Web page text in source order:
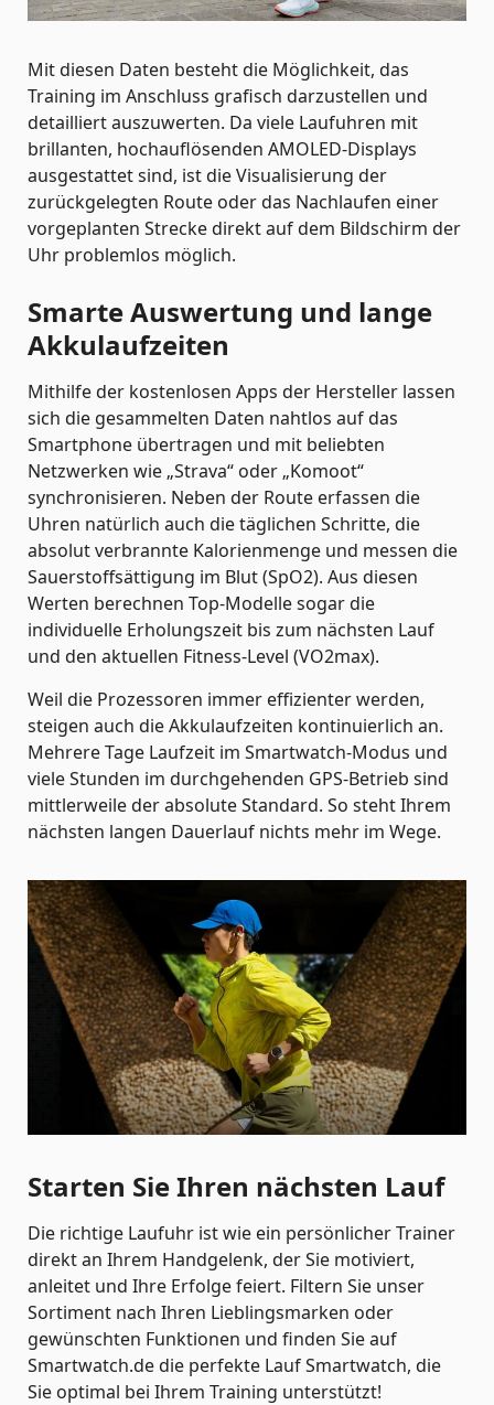
Mit diesen Daten besteht die Möglichkeit, das
Training im Anschluss grafisch darzustellen und
detailliert auszuwerten. Da viele Laufuhren mit
brillanten, hochauflösenden AMOLED-Displays
ausgestattet sind, ist die Visualisierung der
zurückgelegten Route oder das Nachlaufen einer
vorgeplanten Strecke direkt auf dem Bildschirm der
Uhr problemlos möglich.
Smarte Auswertung und lange
Akkulaufzeiten
Mithilfe der kostenlosen Apps der Hersteller lassen
sich die gesammelten Daten nahtlos auf das
Smartphone übertragen und mit beliebten
Netzwerken wie „Strava“ oder „Komoot“
synchronisieren. Neben der Route erfassen die
Uhren natürlich auch die täglichen Schritte, die
absolut verbrannte Kalorienmenge und messen die
Sauerstoffsättigung im Blut (SpO2). Aus diesen
Werten berechnen Top-Modelle sogar die
individuelle Erholungszeit bis zum nächsten Lauf
und den aktuellen Fitness-Level (VO2max).
Weil die Prozessoren immer effizienter werden,
steigen auch die Akkulaufzeiten kontinuierlich an.
Mehrere Tage Laufzeit im Smartwatch-Modus und
viele Stunden im durchgehenden GPS-Betrieb sind
mittlerweile der absolute Standard. So steht Ihrem
nächsten langen Dauerlauf nichts mehr im Wege.
Starten Sie Ihren nächsten Lauf
Die richtige Laufuhr ist wie ein persönlicher Trainer
direkt an Ihrem Handgelenk, der Sie motiviert,
anleitet und Ihre Erfolge feiert. Filtern Sie unser
Sortiment nach Ihren Lieblingsmarken oder
gewünschten Funktionen und finden Sie auf
Smartwatch.de die perfekte Lauf Smartwatch, die
Sie optimal bei Ihrem Training unterstützt!